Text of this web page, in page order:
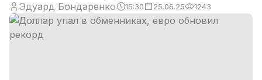
Эдуард Бондаренко 15:30 25.06.25 1243